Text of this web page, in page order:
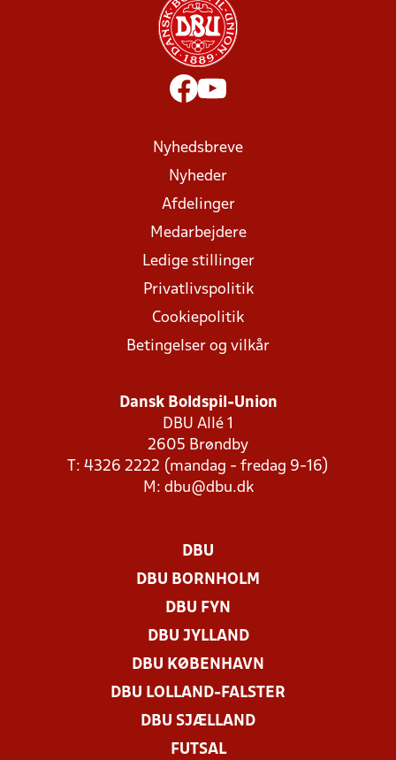
Nyhedsbreve
Nyheder
Afdelinger
Medarbejdere
Ledige stillinger
Privatlivspolitik
Cookiepolitik
Betingelser og vilkår
Dansk Boldspil-Union
DBU Allé 1
2605 Brøndby
T: 4326 2222 (mandag - fredag 9-16)
M: dbu@dbu.dk
DBU
DBU BORNHOLM
DBU FYN
DBU JYLLAND
DBU KØBENHAVN
DBU LOLLAND-FALSTER
DBU SJÆLLAND
FUTSAL